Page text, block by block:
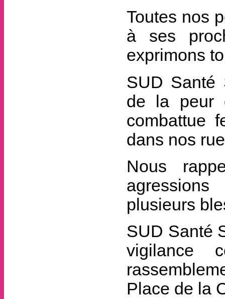
Toutes nos
à ses
exprimons
SUD Santé
de la peur
combattue
dans nos
Nous
plusieurs
SUD Santé
vigilance
Place de la